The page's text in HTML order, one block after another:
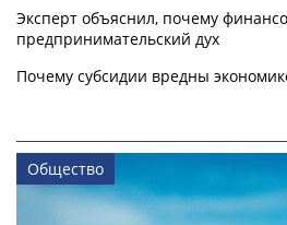
Эксперт объяснил, почему
предпринимательский дух
Почему субсидии вредны
Общество